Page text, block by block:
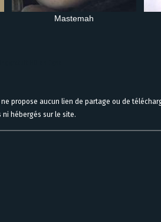
Mastemah
propose aucun lien de partage ou de
hébergés sur le site.